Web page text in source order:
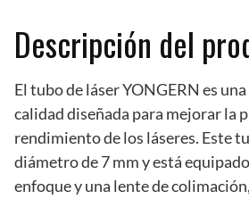
Descripción del
El tubo de láser YONGERN es
calidad diseñada para mejorar la
rendimiento de los láseres. Este
diámetro de 7 mm y está
enfoque y una lente de